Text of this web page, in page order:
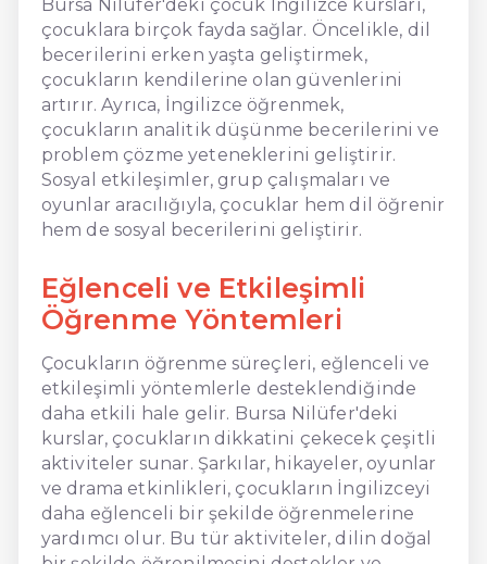
Bursa Nilüfer'deki çocuk İngilizce kursları,
çocuklara birçok fayda sağlar. Öncelikle, dil
becerilerini erken yaşta geliştirmek,
çocukların kendilerine olan güvenlerini
artırır. Ayrıca, İngilizce öğrenmek,
çocukların analitik düşünme becerilerini ve
problem çözme yeteneklerini geliştirir.
Sosyal etkileşimler, grup çalışmaları ve
oyunlar aracılığıyla, çocuklar hem dil öğrenir
hem de sosyal becerilerini geliştirir.
Eğlenceli ve Etkileşimli
Öğrenme Yöntemleri
Çocukların öğrenme süreçleri, eğlenceli ve
etkileşimli yöntemlerle desteklendiğinde
daha etkili hale gelir. Bursa Nilüfer'deki
kurslar, çocukların dikkatini çekecek çeşitli
aktiviteler sunar. Şarkılar, hikayeler, oyunlar
ve drama etkinlikleri, çocukların İngilizceyi
daha eğlenceli bir şekilde öğrenmelerine
yardımcı olur. Bu tür aktiviteler, dilin doğal